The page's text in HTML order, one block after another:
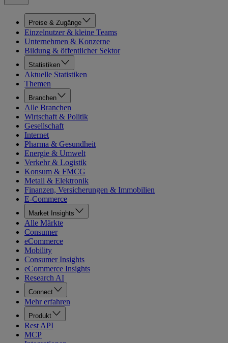
Preise & Zugänge
Einzelnutzer & kleine Teams
Unternehmen & Konzerne
Bildung & öffentlicher Sektor
Statistiken
Aktuelle Statistiken
Themen
Branchen
Alle Branchen
Wirtschaft & Politik
Gesellschaft
Internet
Pharma & Gesundheit
Energie & Umwelt
Verkehr & Logistik
Konsum & FMCG
Metall & Elektronik
Finanzen, Versicherungen & Immobilien
E-Commerce
Market Insights
Alle Märkte
Consumer
eCommerce
Mobility
Consumer Insights
eCommerce Insights
Research AI
Connect
Mehr erfahren
Produkt
Rest API
MCP